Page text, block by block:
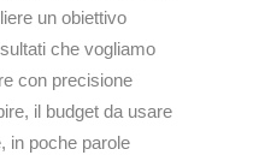
un obiettivo
che vogliamo
con precisione
il budget da usare
in poche parole